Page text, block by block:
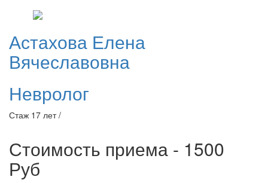
Астахова Елена
Вячеславовна
Невролог
Стаж 17 лет /
Стоимость приема - 1500
Руб